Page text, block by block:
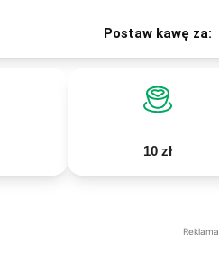
Postaw kawę za:
10 zł
Reklama